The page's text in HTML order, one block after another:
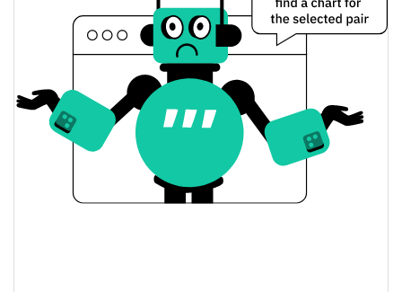
Abertura / Fecho de
Ontem
$0.000025047688 /
$0.00002506527
A mudança de ontem
Volume de ontem $79.143406
Histórico do preço do whim.bet by Virtuals